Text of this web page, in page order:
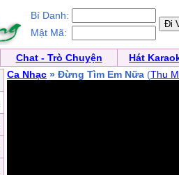
Bí Danh:
Mật Mã:
Chat - Trò Chuyện
Hát
Ca Nhạc » Đừng Tìm Em Nữa (Thu